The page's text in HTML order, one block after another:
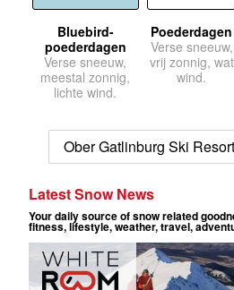
Bluebird-
poederdagen
Verse sneeuw,
meestal zonnig,
lichte wind.
Poederdagen
Verse sneeuw,
vrij zonnig, wat
wind.
Ober Gatlinburg Ski